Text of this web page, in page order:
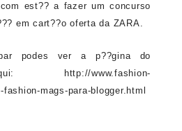
est?? a fazer um concurso
em cart??o oferta da ZARA.
podes ver a p??gina do
aqui:
http://www.fashion-
mags-para-blogger.html